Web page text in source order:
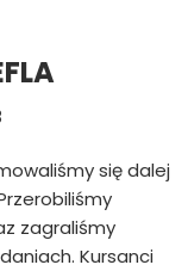
się dalej
zagraliśmy
Kursanci